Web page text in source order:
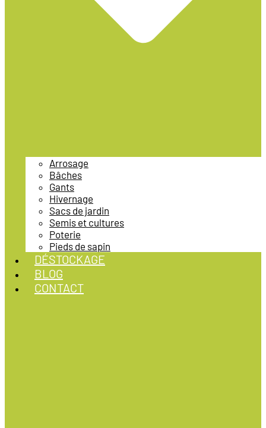
Arrosage
Bâches
Gants
Hivernage
Sacs de jardin
Semis et cultures
Poterie
Pieds de sapin
DÉSTOCKAGE
BLOG
CONTACT